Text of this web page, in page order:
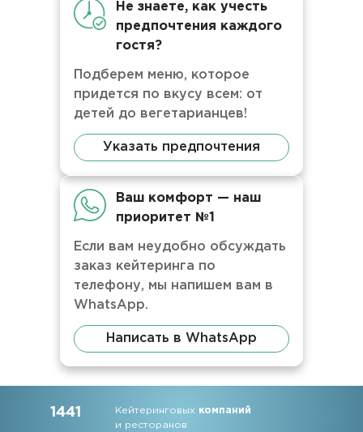
Не знаете, как учесть
предпочтения каждого
гостя?
Подберем меню, которое
придется по вкусу всем: от
детей до вегетарианцев!
Указать предпочтения
Ваш комфорт — наш
приоритет №1
Если вам неудобно обсуждать
заказ кейтеринга по
телефону, мы напишем вам в
WhatsApp.
Написать в WhatsApp
1441 Кейтеринговых компаний
и ресторанов